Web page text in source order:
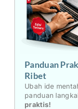
Panduan
Ribet
Ubah ide
panduan
praktis!